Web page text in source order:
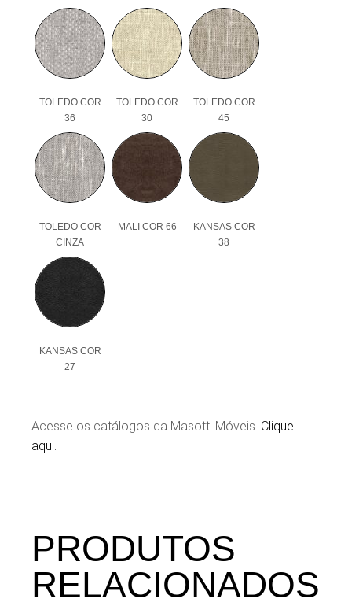
TOLEDO COR
36
TOLEDO COR
30
TOLEDO COR
45
TOLEDO COR
CINZA
MALI COR 66
KANSAS COR
38
KANSAS COR
27
Acesse os catálogos da Masotti Móveis. Clique
aqui.
PRODUTOS
RELACIONADOS